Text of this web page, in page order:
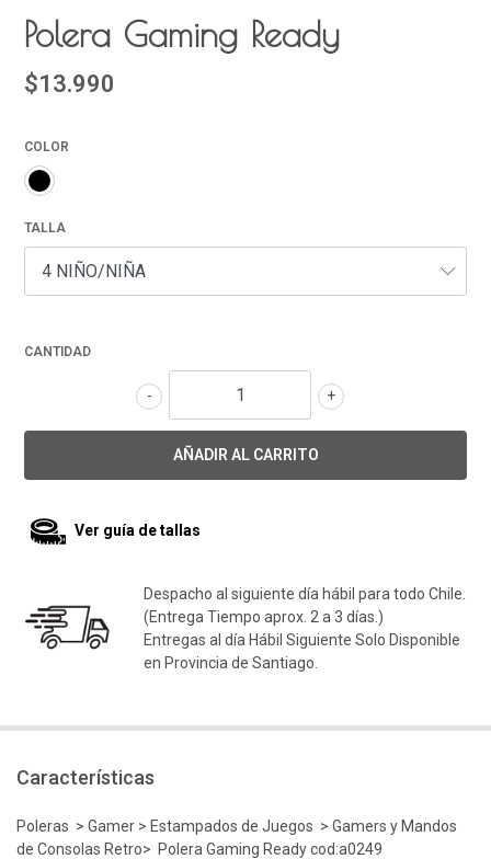
Polera Gaming Ready
$13.990
COLOR
TALLA
CANTIDAD
+
-
Ver guía de tallas
Despacho al siguiente día hábil para todo Chile.
(Entrega Tiempo aprox. 2 a 3 días.)
Entregas al día Hábil Siguiente Solo Disponible
en Provincia de Santiago.
Características
Poleras > Gamer > Estampados de Juegos > Gamers y Mandos
de Consolas Retro> Polera Gaming Ready cod:a0249